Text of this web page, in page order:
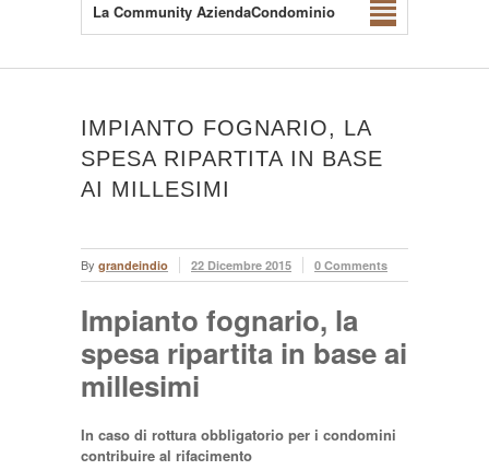
La Community AziendaCondominio
IMPIANTO FOGNARIO, LA
SPESA RIPARTITA IN BASE
AI MILLESIMI
By grandeindio 22 Dicembre 2015 0 Comments
Impianto fognario, la
spesa ripartita in base ai
millesimi
In caso di rottura obbligatorio per i condomini
contribuire al rifacimento